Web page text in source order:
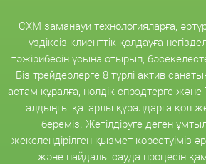
CXM заманауи технологияларға,
үздіксіз клиенттік қолдауға
тәжірибесін ұсына отырып,
Біз трейдерлерге 8 түрлі актив
астам құралға, нөлдік спрэдтерге және
алдыңғы қатарлы құралдарға қол
береміз. Жетілдіруге деген
жекелендірілген қызмет көрсетуіміз
және пайдалы сауда процесін